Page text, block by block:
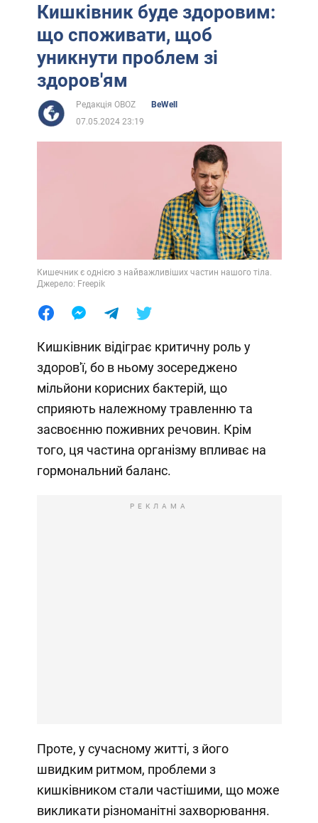
Кишківник буде здоровим:
що споживати, щоб
уникнути проблем зі
здоров'ям
Редакція OBOZ
BeWell
07.05.2024 23:19
Кишечник є однією з найважливіших частин нашого тіла.
Джерело: Freepik
Кишківник відіграє критичну роль у
здоров'ї, бо в ньому зосереджено
мільйони корисних бактерій, що
сприяють належному травленню та
засвоєнню поживних речовин. Крім
того, ця частина організму впливає на
гормональний баланс.
РЕКЛАМА
Проте, у сучасному житті, з його
швидким ритмом, проблеми з
кишківником стали частішими, що може
викликати різноманітні захворювання.